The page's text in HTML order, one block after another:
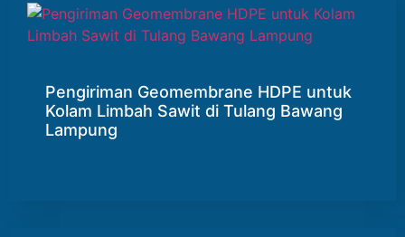
Pengiriman Geomembrane HDPE untuk
Kolam Limbah Sawit di Tulang Bawang
Lampung